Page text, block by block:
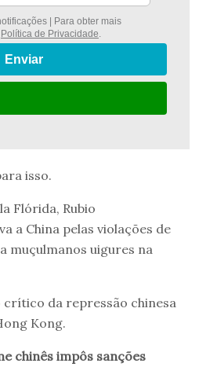
| Para obter mais
Política de Privacidade.
Enviar
isso.
Flórida, Rubio
a China pelas violações de
muçulmanos uigures na
da repressão chinesa
Kong.
chinês impôs sanções